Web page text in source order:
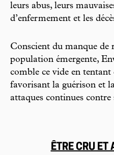
leurs abus, leurs
d’enfermement et les
Conscient du manque de
population émergente,
comble ce vide en tentant
favorisant la guérison et
attaques continues contre
ÊTRE CRU ET